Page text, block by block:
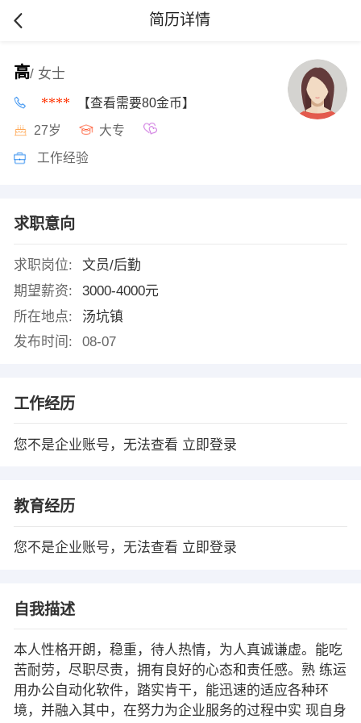
简历详情
高/ 女士
**** 【查看需要80金币】
27岁 大专
工作经验
求职意向
求职岗位:
文员/后勤
期望薪资:
3000-4000元
所在地点:
汤坑镇
发布时间:
08-07
工作经历
您不是企业账号，无法查看 立即登录
教育经历
您不是企业账号，无法查看 立即登录
自我描述
本人性格开朗，稳重，待人热情，为人真诚谦虚。能吃
苦耐劳，尽职尽责，拥有良好的心态和责任感。熟 练运
用办公自动化软件，踏实肯干，能迅速的适应各种环
境，并融入其中，在努力为企业服务的过程中实 现自身